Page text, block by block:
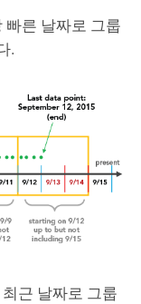
빠른 날짜로 그룹
.
근 날짜로 그룹